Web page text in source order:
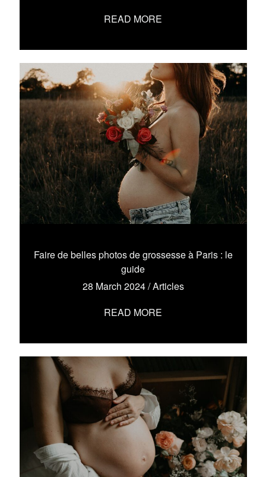
READ MORE
Faire de belles photos de grossesse à Paris : le
guide
28 March 2024/Articles
READ MORE